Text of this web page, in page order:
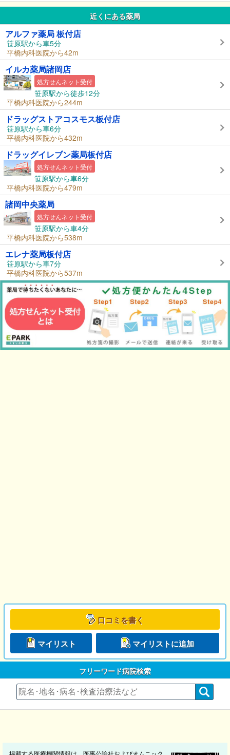
近くにある薬局
アルファ薬局 板付店
笹原駅から車5分
平橋内科医院から42m
イルカ薬局諸岡店
処方せんネット受付
笹原駅から徒歩12分
平橋内科医院から244m
ドラッグストアコスモス板付店
笹原駅から車6分
平橋内科医院から432m
ドラッグイレブン薬局板付店
処方せんネット受付
笹原駅から車6分
平橋内科医院から479m
諸岡中央薬局
処方せんネット受付
笹原駅から車4分
平橋内科医院から538m
エレナ薬局板付店
笹原駅から車7分
平橋内科医院から537m
口コミを書く
マイリスト マイリストに追加
フリーワード病院検索
掲載する医療機関情報は、医事公論社およびオムニック